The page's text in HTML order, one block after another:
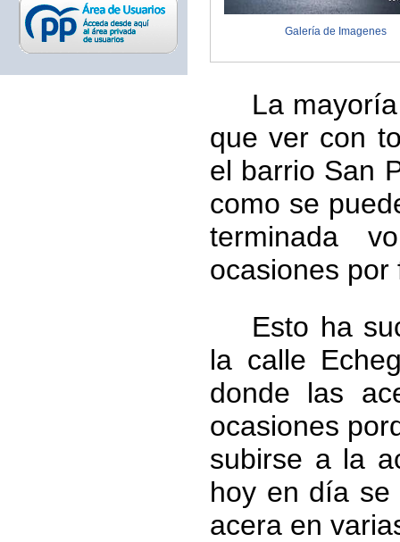
Galería de Imagenes
La
que ver con
el barrio San
como se
terminada
ocasiones por
Esto ha
la calle
donde las
ocasiones
subirse a la
hoy en día se
acera en